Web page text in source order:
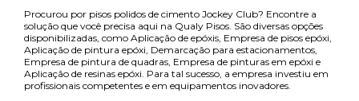
Procurou por pisos polidos de cimento Jockey Club? Encontre a
solução que você precisa aqui na Qualy Pisos. São diversas opções
disponibilizadas, como Aplicação de epóxis, Empresa de pisos epóxi,
Aplicação de pintura epóxi, Demarcação para estacionamentos,
Empresa de pintura de quadras, Empresa de pinturas em epóxi e
Aplicação de resinas epóxi. Para tal sucesso, a empresa investiu em
profissionais competentes e em equipamentos inovadores.